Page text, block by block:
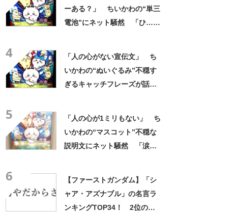
ーある？」 ちいかわの“単三
電池”にネット騒然 「ひ…人
4
「人の心がない宣伝文」 ち
いかわの“ぬいぐるみ”不穏す
ぎるキャッチフレーズが話
5
「人の心が1ミリもない」 ち
いかわの“マスコット”不穏な
説明文にネット騒然 「涙し
6
【ファーストガンダム】「シ
ャア・アズナブル」の名言ラ
ンキングTOP34！ 2位の